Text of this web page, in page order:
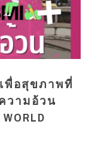
พื่อสุขภาพที่
วามอ้วน